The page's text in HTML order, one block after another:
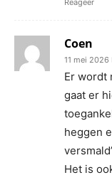
Reageer
Coen
11 mei 2026
Er wordt
gaat er
heggen
Het is